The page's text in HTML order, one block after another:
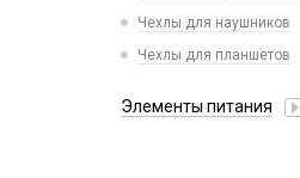
Чехлы для наушников
Чехлы для планшетов
Элементы питания